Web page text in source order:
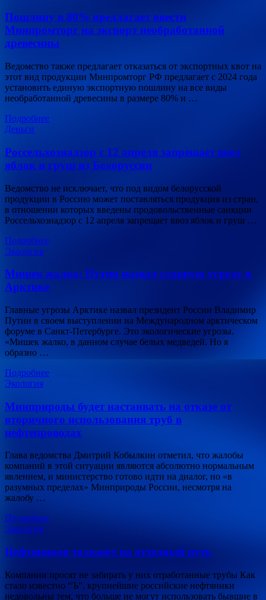
Пошлину в 80% предлагает ввести
Минпромторг на экспорт необработанной
древесины
Ведомство также предлагает отказаться от экспортных квот на
этот вид продукции Минпромторг РФ предлагает с 2024 года
установить единую экспортную пошлину на все виды
необработанной древесины в размере 80% и …
Подробнее
Деньги
Россельхознадзор с 12 апреля запрещает ввоз
яблок и груш из Белоруссии
Ведомство не исключает, что под видом белорусской
продукции в Россию может поставляться продукция из стран,
в отношении которых введены продовольственные санкции
Россельхознадзор с 12 апреля запрещает ввоз яблок и груш …
Подробнее
Экология
Мишек жалко: Путин назвал главную угрозу в
Арктике
Главные угрозы Арктике назвал президент России Владимир
Путин в своем выступлении на Международном арктическом
форуме в Санкт-Петербурге. Это экологические угрозы.
«Мишек жалко, в данном случае белых медведей. Но я
образно …
Подробнее
Экология
Минприроды будет настаивать на отказе от
вторичного использования труб в
нефтепроводах
Глава ведомства Дмитрий Кобылкин отметил, что жалобы
компаний в этой ситуации являются абсолютно нормальным
явлением, и министерство готово идти на диалог, но «в
разумных пределах» Минприроды России, несмотря на
жалобу …
Подробнее
Экология
Нефтяников толкают на отходный путь
Компании просят не забирать у них отработанные трубы Как
стало известно “Ъ”, крупнейшие российские нефтяники
недовольны тем, что больше не могут использовать бывшие в